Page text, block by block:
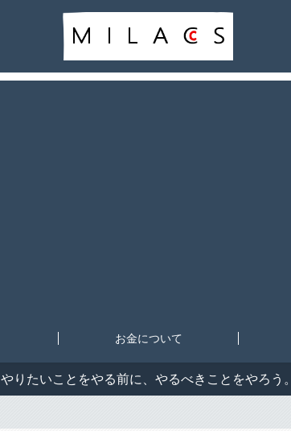
お金について
やりたいことをやる前に、やるべきことをやろう。